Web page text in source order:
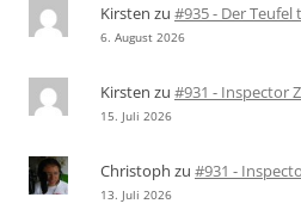
Kirsten zu #935 - Der Teufel
6. August 2026
Kirsten zu #931 - Inspector
15. Juli 2026
Christoph zu #931 -
13. Juli 2026